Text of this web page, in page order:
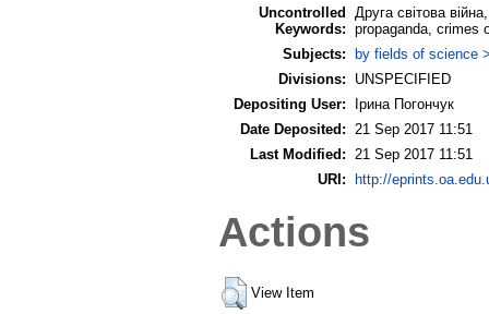
Uncontrolled
Keywords:
Друга світова
propaganda, crimes
Subjects:
by fields of science
Divisions:
UNSPECIFIED
Depositing User:
Ірина Погончук
Date Deposited:
21 Sep 2017 11:51
Last Modified:
21 Sep 2017 11:51
URI:
http://
Actions
View Item